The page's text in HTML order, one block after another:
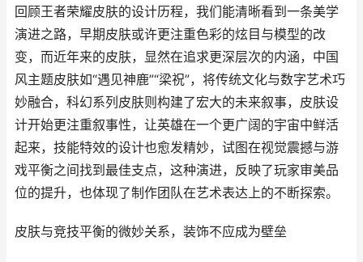
回顾王者荣耀皮肤的设计历程，我们能清晰看到一条美学
演进之路，早期皮肤或许更注重色彩的炫目与模型的改
变，而近年来的皮肤，显然在追求更深层次的内涵，中国
风主题皮肤如“遇见神鹿”“梁祝”，将传统文化与数字艺术巧
妙融合，科幻系列皮肤则构建了宏大的未来叙事，皮肤设
计开始更注重叙事性，让英雄在一个更广阔的宇宙中鲜活
起来，技能特效的设计也愈发精妙，试图在视觉震撼与游
戏平衡之间找到最佳支点，这种演进，反映了玩家审美品
位的提升，也体现了制作团队在艺术表达上的不断探索。
皮肤与竞技平衡的微妙关系，装饰不应成为壁垒